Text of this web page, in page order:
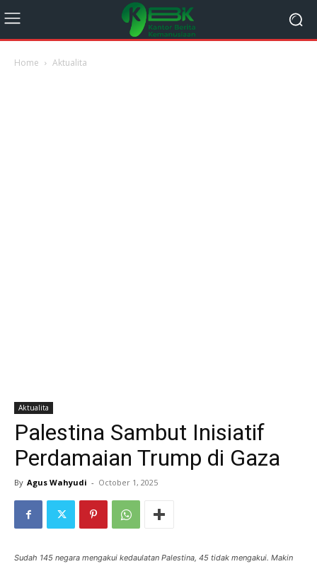
Home Aktualita
Aktualita
Palestina Sambut Inisiatif
Perdamaian Trump di Gaza
By Agus Wahyudi - October 1, 2025
Sudah 145 negara mengakui kedaulatan Palestina, 45 tidak mengakui. Makin